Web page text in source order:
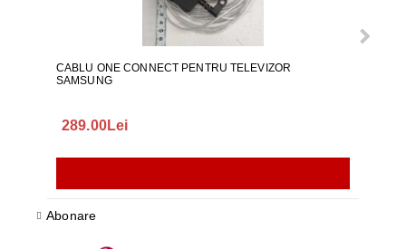
CABLU ONE CONNECT PENTRU TELEVIZOR
SAMSUNG
289.00Lei
Abonare